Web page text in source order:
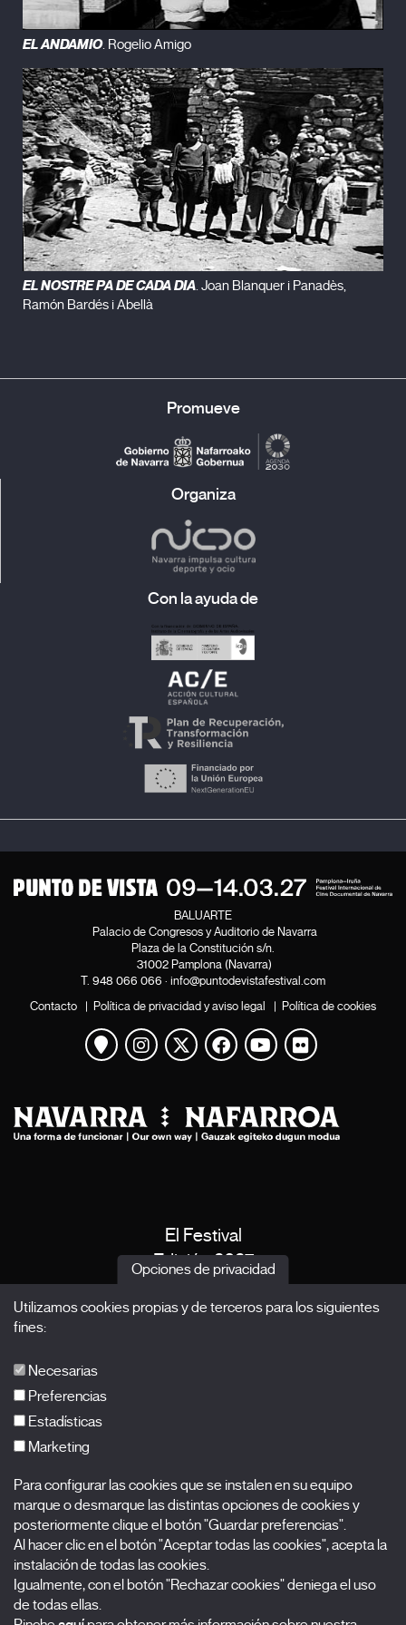
EL ANDAMIO. Rogelio Amigo
EL NOSTRE PA DE CADA DIA. Joan Blanquer i Panadès,
Ramón Bardés i Abellà
Promueve
Organiza
Con la ayuda de
BALUARTE
Palacio de Congresos y Auditorio de Navarra
Plaza de la Constitución s/n.
31002 Pamplona (Navarra)
T. 948 066 066 · info@puntodevistafestival.com
Contacto | Política de privacidad y aviso legal | Política de cookies
Ver mapa
Instagram
Twitter
Facebook
Youtube
Flickr
El Festival
Edición 2027
Acreditaciones
Nombre
Apellidos
Correo electrónico
Opciones de privacidad
Utilizamos cookies propias y de terceros para los siguientes
fines:
Necesarias
Preferencias
Estadísticas
Marketing
Para configurar las cookies que se instalen en su equipo
marque o desmarque las distintas opciones de cookies y
posteriormente clique el botón "Guardar preferencias".
Al hacer clic en el botón "Aceptar todas las cookies", acepta la
instalación de todas las cookies.
Igualmente, con el botón "Rechazar cookies" deniega el uso
de todas ellas.